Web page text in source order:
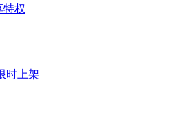
特权
时上架